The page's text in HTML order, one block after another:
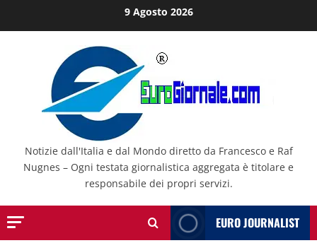
al
9 Agosto 2026
Notizie dall'Italia e dal Mondo diretto da Francesco e Raf
Nugnes – Ogni testata giornalistica aggregata è titolare e
responsabile dei propri servizi.
EURO JOURNALIST